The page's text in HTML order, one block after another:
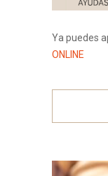
Ya puedes
ONLINE